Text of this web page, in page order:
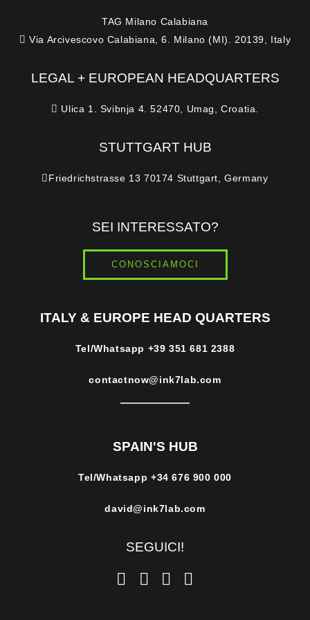
TAG Milano Calabiana
Via Arcivescovo Calabiana, 6. Milano (MI). 20139, Italy
LEGAL + EUROPEAN HEADQUARTERS
Ulica 1. Svibnja 4. 52470, Umag, Croatia.
STUTTGART HUB
Friedrichstrasse 13 70174 Stuttgart, Germany
SEI INTERESSATO?
CONOSCIAMOCI
ITALY & EUROPE HEAD QUARTERS
Tel/Whatsapp +39 351 681 2388
contactnow@ink7lab.com
SPAIN'S HUB
Tel/Whatsapp +34 676 900 000
david@ink7lab.com
SEGUICI!